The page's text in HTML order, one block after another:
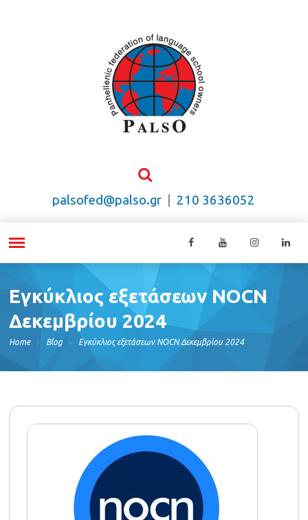
palsofed@palso.gr 210 3636052
Εγκύκλιος εξετάσεων NOCN
Δεκεμβρίου 2024
Home Blog Εγκύκλιος εξετάσεων NOCN Δεκεμβρίου 2024